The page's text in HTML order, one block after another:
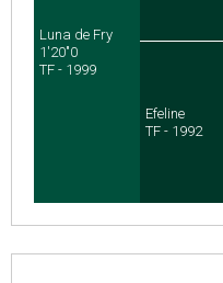
Luna de Fry
1'20"0
TF - 1999
Efeline
TF - 1992